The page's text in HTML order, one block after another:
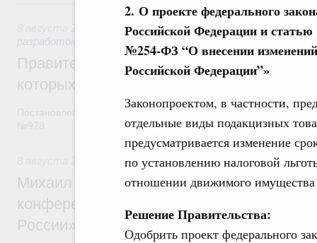
2. О проекте федерального
Российской Федерации и
№254-ФЗ “О внесении
Российской Федерации”»
Законопроектом, в частности,
отдельные виды подакцизных
предусматривается изменение
по установлению налоговой
отношении движимого имущества
Решение Правительства:
Одобрить проект федерального
Государственная политика в сфере
разработок
Правительство расширило перечень
которых освобождаются от НДФЛ
Постановление от 5 августа 2026 года
Отрасль информационных технологий
Михаил Мишустин дал поручения по
конференции «Цифровая индустрия
России»